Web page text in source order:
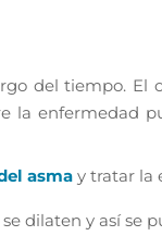
del tiempo. El
la enfermedad
asma y tratar la
dilaten y así se